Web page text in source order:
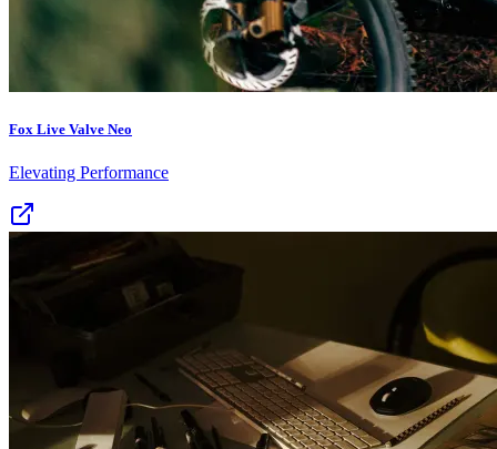
Fox Live Valve Neo
Elevating Performance